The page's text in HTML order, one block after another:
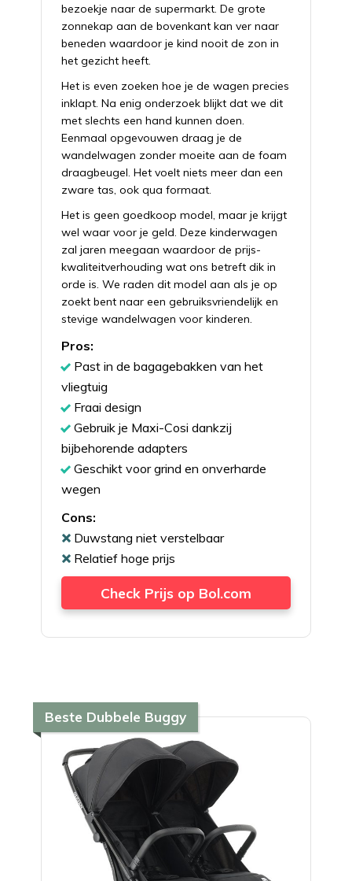
bezoekje naar de supermarkt. De grote
zonnekap aan de bovenkant kan ver naar
beneden waardoor je kind nooit de zon in
het gezicht heeft.
Het is even zoeken hoe je de wagen precies
inklapt. Na enig onderzoek blijkt dat we dit
met slechts een hand kunnen doen.
Eenmaal opgevouwen draag je de
wandelwagen zonder moeite aan de foam
draagbeugel. Het voelt niets meer dan een
zware tas, ook qua formaat.
Het is geen goedkoop model, maar je krijgt
wel waar voor je geld. Deze kinderwagen
zal jaren meegaan waardoor de prijs-
kwaliteitverhouding wat ons betreft dik in
orde is. We raden dit model aan als je op
zoekt bent naar een gebruiksvriendelijk en
stevige wandelwagen voor kinderen.
Pros:
Past in de bagagebakken van het
vliegtuig
Fraai design
Gebruik je Maxi-Cosi dankzij
bijbehorende adapters
Geschikt voor grind en onverharde
wegen
Cons:
Duwstang niet verstelbaar
Relatief hoge prijs
Check Prijs op Bol.com
Beste Dubbele Buggy